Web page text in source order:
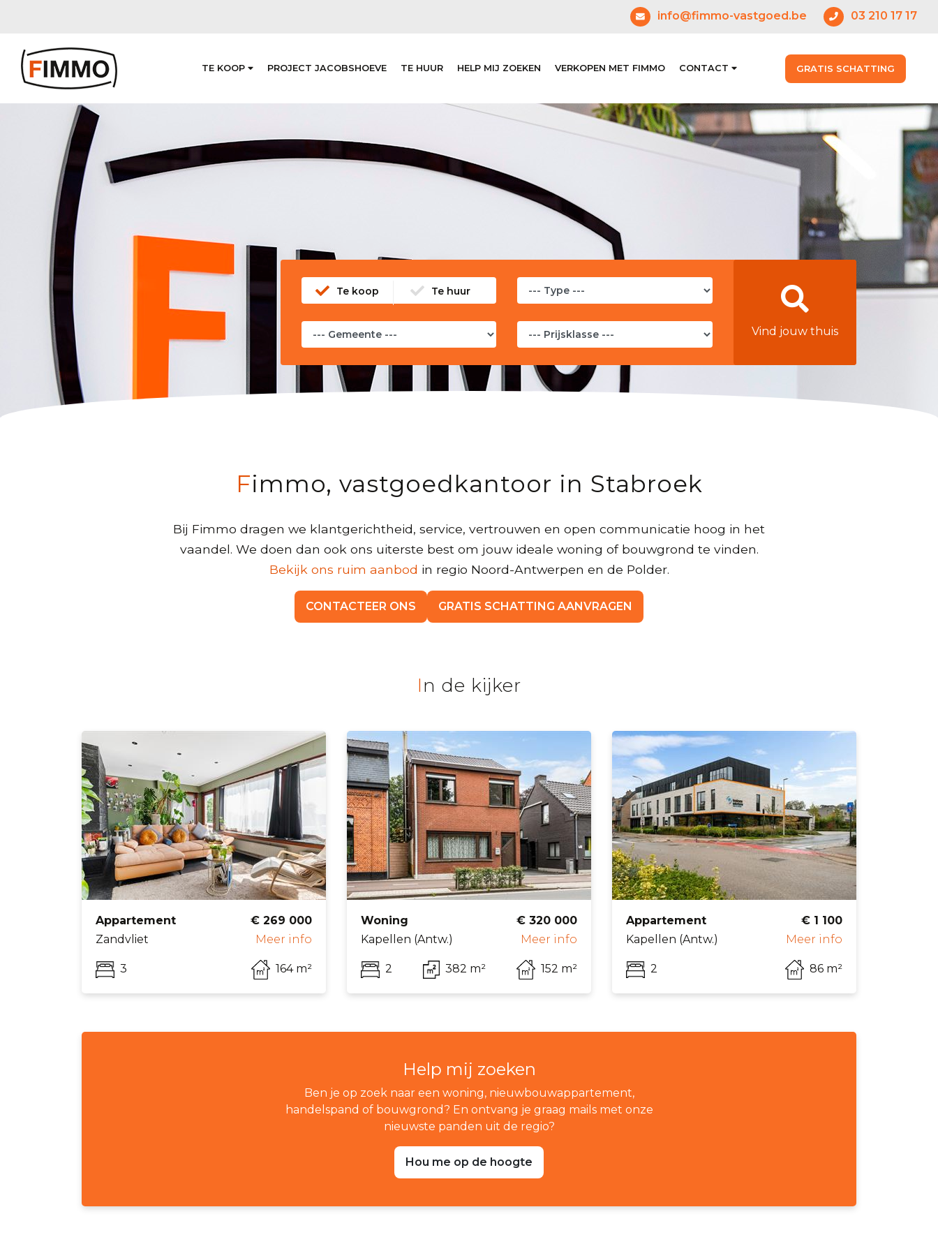
info@fimmo-vastgoed.be 03 210 17 17
TE KOOP PROJECT JACOBSHOEVE TE HUUR HELP MIJ ZOEKEN VERKOPEN MET FIMMO CONTACT GRATIS SCHATTING
Te koop Te huur
Vind jouw thuis
Fimmo, vastgoedkantoor in Stabroek
Bij Fimmo dragen we klantgerichtheid, service, vertrouwen en open communicatie hoog in het
vaandel. We doen dan ook ons uiterste best om jouw ideale woning of bouwgrond te vinden.
Bekijk ons ruim aanbod in regio Noord-Antwerpen en de Polder.
CONTACTEER ONS GRATIS SCHATTING AANVRAGEN
In de kijker
Appartement
€ 269 000
Zandvliet
Meer info
3 164 m²
Woning
€ 320 000
Kapellen (Antw.)
Meer info
2 382 m² 152 m²
Appartement
€ 1 100
Kapellen (Antw.)
Meer info
2 86 m²
Help mij zoeken
Ben je op zoek naar een woning, nieuwbouwappartement,
handelspand of bouwgrond? En ontvang je graag mails met onze
nieuwste panden uit de regio?
Hou me op de hoogte